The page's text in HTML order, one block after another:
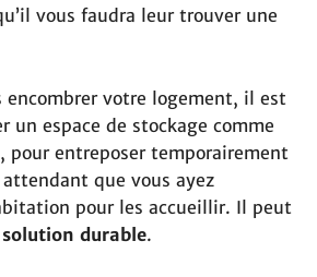
vous faudra leur trouver une
encombrer votre logement, il est
un espace de stockage comme
pour entreposer temporairement
que vous ayez
pour les accueillir. Il peut
solution durable.